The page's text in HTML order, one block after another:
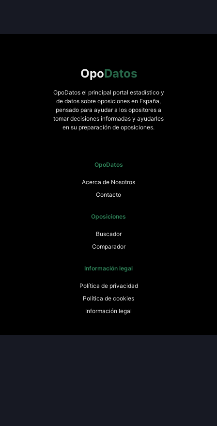
OpoDatos
OpoDatos el principal portal estadístico y
de datos sobre oposiciones en España,
pensado para ayudar a los opositores a
tomar decisiones informadas y ayudarles
en su preparación de oposiciones.
OpoDatos
Acerca de Nosotros
Contacto
Oposiciones
Buscador
Comparador
Información legal
Política de privacidad
Política de cookies
Información legal